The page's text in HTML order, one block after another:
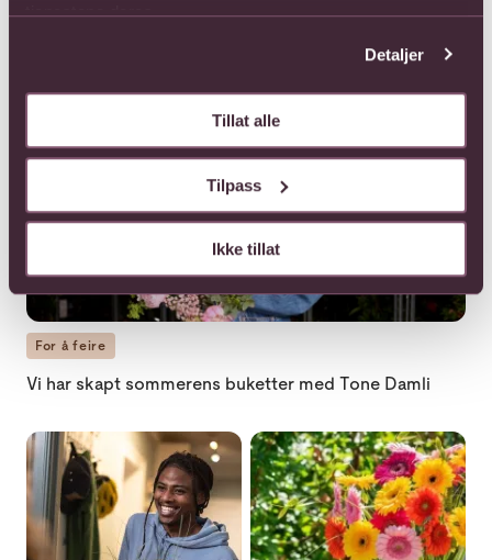
tjenestene deres.
Detaljer
Tillat alle
Tilpass
Ikke tillat
Stor nyhet hos Interflora: Et hjerte med betydning
Vi har skapt sommerens buketter med Tone Damli
For å feire
Vi har skapt sommerens buketter med Tone Damli
Bursdagshilsen som lyser opp dagen! loading="lazy"
Skap et blomstrende